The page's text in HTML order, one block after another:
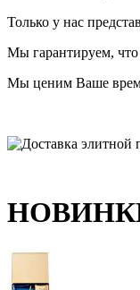
Только у нас
Мы гарантируем, что
Мы ценим Ваше время